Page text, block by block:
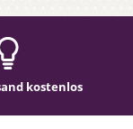
kostenlos